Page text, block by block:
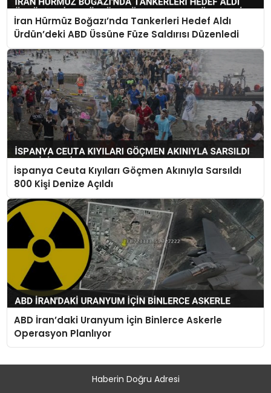
İran Hürmüz Boğazı’nda Tankerleri Hedef Aldı
Ürdün’deki ABD Üssüne Füze Saldırısı Düzenledi
İspanya Ceuta Kıyıları Göçmen Akınıyla Sarsıldı
800 Kişi Denize Açıldı
ABD İran’daki Uranyum İçin Binlerce Askerle
Operasyon Planlıyor
Haberin Doğru Adresi